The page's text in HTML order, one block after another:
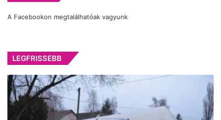
A Facebookon megtalálhatóak vagyunk
LEGFRISSEBB